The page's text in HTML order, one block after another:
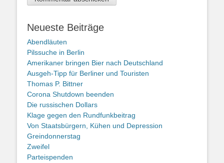
Neueste Beiträge
Abendläuten
Pilssuche in Berlin
Amerikaner bringen Bier nach Deutschland
Ausgeh-Tipp für Berliner und Touristen
Thomas P. Bittner
Corona Shutdown beenden
Die russischen Dollars
Klage gegen den Rundfunkbeitrag
Von Staatsbürgern, Kühen und Depression
Greindonnerstag
Zweifel
Parteispenden